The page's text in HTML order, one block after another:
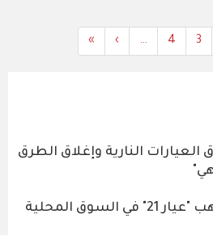
All
Content
3
All
Content
4
…
Next
page
›
Last
page
»
العيارات النارية وإغلاق الطرق